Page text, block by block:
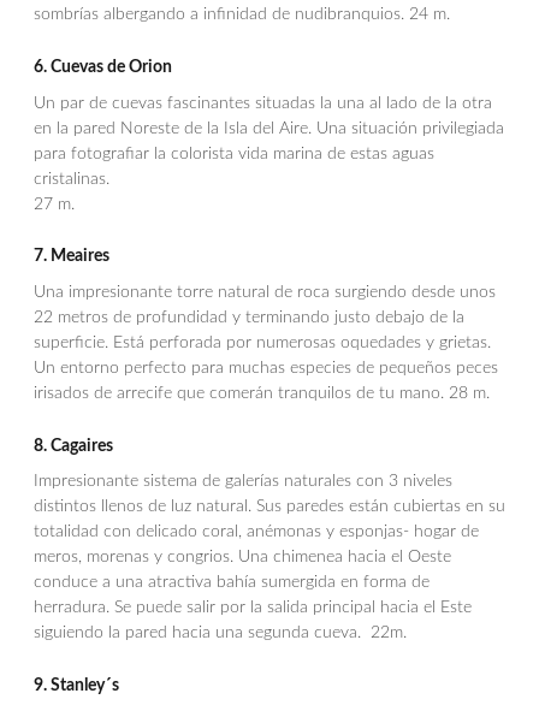
sombrías albergando a infinidad de nudibranquios. 24 m.
6. Cuevas de Orion
Un par de cuevas fascinantes situadas la una al lado de la otra
en la pared Noreste de la Isla del Aire. Una situación privilegiada
para fotografiar la colorista vida marina de estas aguas
cristalinas.
27 m.
7. Meaires
Una impresionante torre natural de roca surgiendo desde unos
22 metros de profundidad y terminando justo debajo de la
superficie. Está perforada por numerosas oquedades y grietas.
Un entorno perfecto para muchas especies de pequeños peces
irisados de arrecife que comerán tranquilos de tu mano. 28 m.
8. Cagaires
Impresionante sistema de galerías naturales con 3 niveles
distintos llenos de luz natural. Sus paredes están cubiertas en su
totalidad con delicado coral, anémonas y esponjas- hogar de
meros, morenas y congrios. Una chimenea hacia el Oeste
conduce a una atractiva bahía sumergida en forma de
herradura. Se puede salir por la salida principal hacia el Este
siguiendo la pared hacia una segunda cueva. 22m.
9. Stanley´s